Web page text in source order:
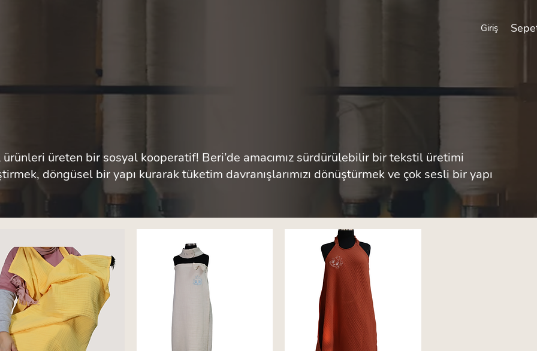
Giriş
üreten bir sosyal kooperatif! Beri’de amacımız sürdürülebilir bir tekstil üretimi
döngüsel bir yapı kurarak tüketim davranışlarımızı dönüştürmek ve çok sesli bir yapı